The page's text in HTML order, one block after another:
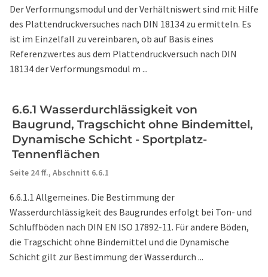
Der Verformungsmodul und der Verhältniswert sind mit Hilfe
des Plattendruckversuches nach DIN 18134 zu ermitteln. Es
ist im Einzelfall zu vereinbaren, ob auf Basis eines
Referenzwertes aus dem Plattendruckversuch nach DIN
18134 der Verformungsmodul m ...
6.6.1 Wasserdurchlässigkeit von
Baugrund, Tragschicht ohne Bindemittel,
Dynamische Schicht - Sportplatz-
Tennenflächen
Seite 24 ff., Abschnitt 6.6.1
6.6.1.1 Allgemeines. Die Bestimmung der
Wasserdurchlässigkeit des Baugrundes erfolgt bei Ton- und
Schluffböden nach DIN EN ISO 17892-11. Für andere Böden,
die Tragschicht ohne Bindemittel und die Dynamische
Schicht gilt zur Bestimmung der Wasserdurch ...